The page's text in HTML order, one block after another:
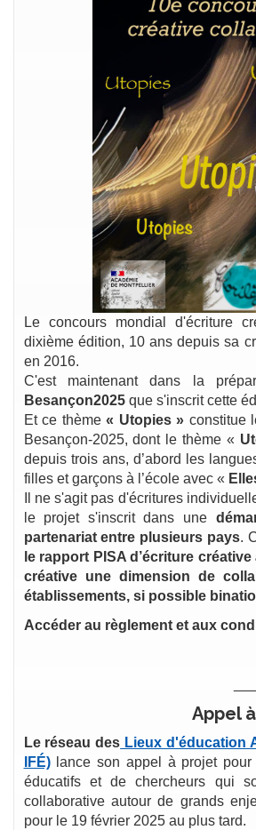
Le concours mondial d'écriture
dixième édition, 10 ans depuis sa
en 2016.
C'est maintenant dans la
Besançon2025 que s'inscrit cette
Et ce thème « Utopies » constitue
Besançon-2025, dont le thème «
depuis trois ans, d’abord les
filles et garçons à l’école avec «
Il ne s'agit pas d'écritures
le projet s'inscrit dans une
partenariat entre plusieurs pays.
le rapport PISA d’écriture
créative une dimension de
établissements, si possible
Accéder au règlement et aux
Appel
Le réseau des Lieux d'éducation
IFÉ)lance son appel à projet pour
éducatifs et de chercheurs qui
collaborative autour de grands
pour le 19 février 2025 au plus tard.